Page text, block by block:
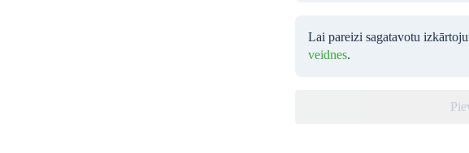
Lai pareizi sagatavotu
veidnes.